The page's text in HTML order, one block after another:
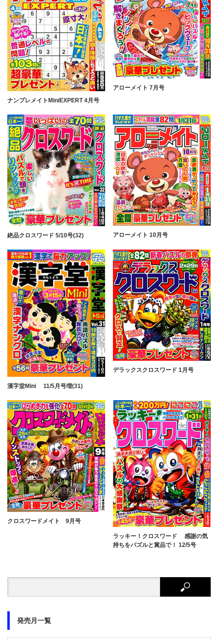
ナンプレメイトMiniEXPERT 4月号
アローメイト 7月号
絶品クロスワード 5/10号(32) アローメイト 10月号
漢字堂Mini 11/5月号増(31)
デラックスクロスワード 1月号
クロスワードメイト 9月号
ラッキー！クロスワード 感謝の気
持ちをパズルと賞品で！ 12/5号
発売月一覧